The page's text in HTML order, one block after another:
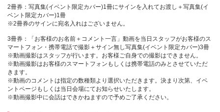
2冊券：写真集(イベント限定カバー)1冊にサインを入れてお渡し＋写真集(イ
ベント限定カバー)1冊
※2冊券のサインに宛名入れはございません。
3冊券：「お客様のお名前＋コメント一言」動画を当日スタッフがお客様のス
マートフォン・携帯電話で撮影＋サイン無し写真集(イベント限定カバー)3冊
※動画撮影はスタッフが行います。お客様ご自身での撮影はできません。
※動画撮影はお客様のスマートフォンもしくは携帯電話のみとさせていただ
きます。
※動画のコメントは指定の数種類より選択いただきます。決まり次第、イベ
ントページもしくは当日会場にてお知らせいたします。
※動画撮影中に会話はできかねますので予めご了承ください。